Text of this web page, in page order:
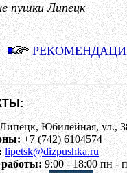
пушки Липецк
Юбилейная, ул.,
+7 (742) 6104574
lipetsk@dizpushka.ru
9:00 - 18:00 пн -